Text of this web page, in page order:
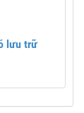
lưu trữ